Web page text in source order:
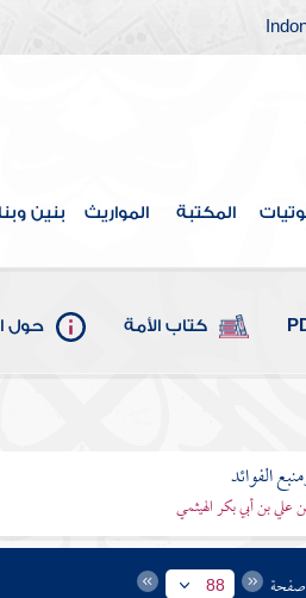
المكتبة المواريث بنين
كتاب الأمة حول
الفوائد
علي بن أبي بكر الهيثمي
صفحة 88